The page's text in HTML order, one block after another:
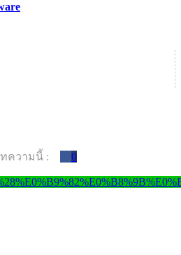
ความนี้ : 0